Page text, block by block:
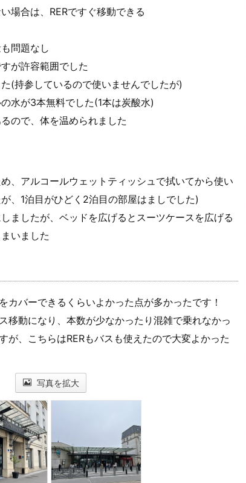
場合は、RERですぐ移動できる
問題なし
が許容範囲でした
(持参しているので使いませんでしたが)
水が3本無料でした(1本は炭酸水)
ので、体を温められました
、アルコールウェットティッシュで拭いてから使い
、1泊目がひどく2泊目の部屋はましでした)
ましたが、ベッドを広げるとスーツケースを広げる
いました
カバーできるくらいよかった点が多かったです！
移動になり、本数が少なかったり混雑で乗れなかっ
が、こちらはRERもバスも使えたので大変よかった
写真を拡大